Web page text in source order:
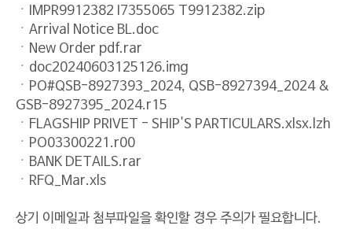
ㆍIMPR9912382 I7355065 T9912382.zip
ㆍArrival Notice BL.doc
ㆍNew Order pdf.rar
ㆍdoc20240603125126.img
ㆍPO#QSB-8927393_2024, QSB-8927394_2024 &
GSB-8927395_2024.r15
ㆍFLAGSHIP PRIVET - SHIP'S PARTICULARS.xlsx.lzh
ㆍPO03300221.r00
ㆍBANK DETAILS.rar
ㆍRFQ_Mar.xls
상기 이메일과 첨부파일을 확인할 경우 주의가 필요합니다.